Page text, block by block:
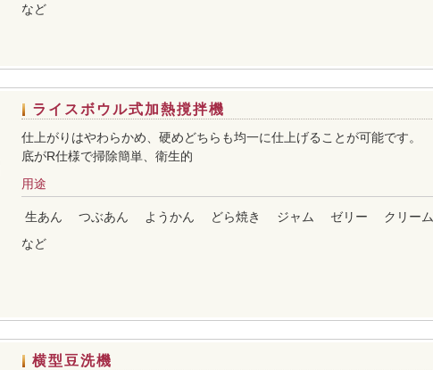
など
ライスボウル式加熱撹拌機
仕上がりはやわらかめ、硬めどちらも均一に仕上げることが可能です。
底がR仕様で掃除簡単、衛生的
用途
生あん つぶあん ようかん どら焼き ジャム ゼリー クリーム
など
横型豆洗機